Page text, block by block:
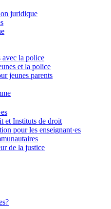
juridique
avec la police
et la police
jeunes parents
et Instituts de droit
pour les enseignant·es
de la justice